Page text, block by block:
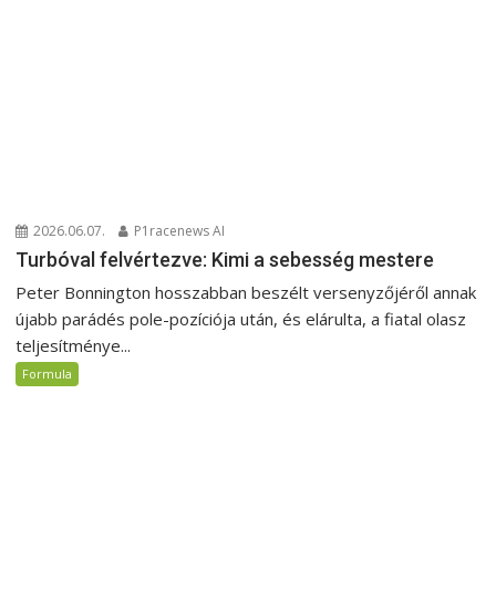
2026.06.07. P1racenews AI
Turbóval felvértezve: Kimi a sebesség mestere
Peter Bonnington hosszabban beszélt versenyzőjéről annak
újabb parádés pole-pozíciója után, és elárulta, a fiatal olasz
teljesítménye...
Formula